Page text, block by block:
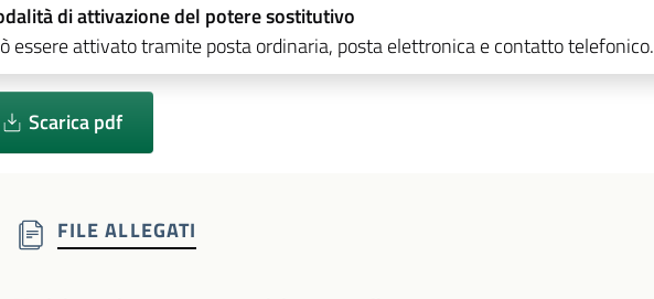
di attivazione del potere sostitutivo
essere attivato tramite posta ordinaria, posta elettronica e contatto telefonico.
Scarica pdf
FILE ALLEGATI